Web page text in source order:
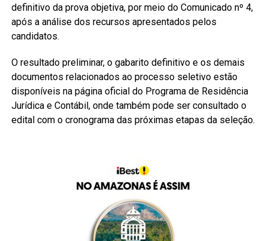
definitivo da prova objetiva, por meio do Comunicado nº 4,
após a análise dos recursos apresentados pelos
candidatos.
O resultado preliminar, o gabarito definitivo e os demais
documentos relacionados ao processo seletivo estão
disponíveis na página oficial do Programa de Residência
Jurídica e Contábil, onde também pode ser consultado o
edital com o cronograma das próximas etapas da seleção.